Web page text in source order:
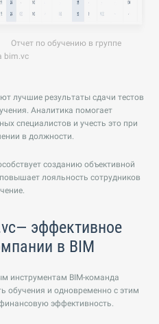
в группе
bim.vc
лучшие результаты сдачи тестов
Аналитика помогает
специалистов и учесть это при
в должности.
созданию объективной
лояльность сотрудников
эффективное
в BIM
инструментам BIM-команда
обучения и одновременно с этим
эффективность.